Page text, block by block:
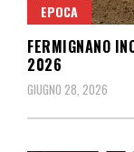
EPOCA
FERMIGNANO
2026
GIUGNO 28, 2026